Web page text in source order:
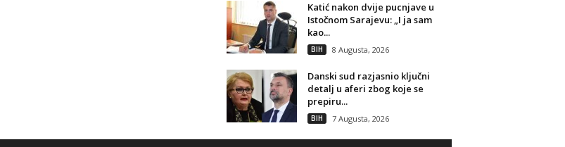
Katić nakon dvije pucnjave u
Istočnom Sarajevu: „I ja sam
kao...
BIH 8 Augusta, 2026
Danski sud razjasnio ključni
detalj u aferi zbog koje se
prepiru...
BIH 7 Augusta, 2026